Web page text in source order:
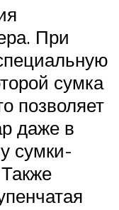
При
сумка
позволяет
даже в
сумки-